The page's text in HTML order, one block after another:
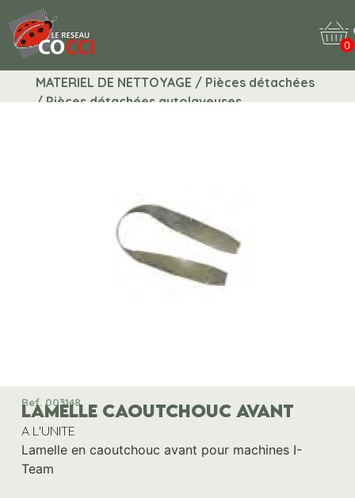
0
MATERIEL DE NETTOYAGE / Pièces détachées
/ Pièces détachées autolaveuses
Ref. 003148
LAMELLE CAOUTCHOUC AVANT
A L'UNITE
Lamelle en caoutchouc avant pour machines I-
Team